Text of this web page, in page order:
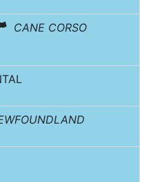
CANE CORSO